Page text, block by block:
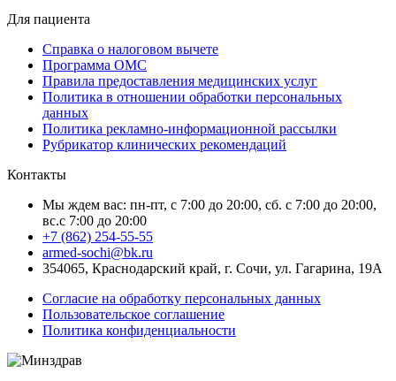
Для пациента
Справка о налоговом вычете
Программа ОМС
Правила предоставления медицинских услуг
Политика в отношении обработки персональных
данных
Политика рекламно-информационной рассылки
Рубрикатор клинических рекомендаций
Контакты
Мы ждем вас: пн-пт, с 7:00 до 20:00, сб. с 7:00 до 20:00,
вс.с 7:00 до 20:00
+7 (862) 254-55-55
armed-sochi@bk.ru
354065, Краснодарский край, г. Сочи, ул. Гагарина, 19А
Согласие на обработку персональных данных
Пользовательское соглашение
Политика конфиденциальности